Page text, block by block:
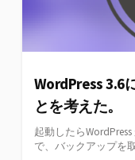
WordPress 3.6
とを考えた。
起動したら
で、バックアップを